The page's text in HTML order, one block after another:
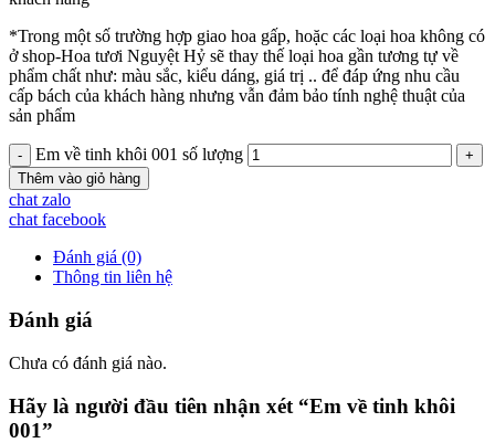
*Trong một số trường hợp giao hoa gấp, hoặc các loại hoa không có
ở shop-Hoa tươi Nguyệt Hỷ sẽ thay thế loại hoa gần tương tự về
phẩm chất như: màu sắc, kiểu dáng, giá trị .. để đáp ứng nhu cầu
cấp bách của khách hàng nhưng vẫn đảm bảo tính nghệ thuật của
sản phẩm
Em về tinh khôi 001 số lượng
Thêm vào giỏ hàng
chat zalo
chat facebook
Đánh giá (0)
Thông tin liên hệ
Đánh giá
Chưa có đánh giá nào.
Hãy là người đầu tiên nhận xét “Em về tinh khôi
001”